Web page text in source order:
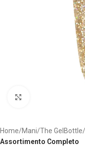
Home Mani The GelBottle
Assortimento Completo